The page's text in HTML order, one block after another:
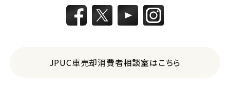
JPUC車売却消費者相談室はこちら